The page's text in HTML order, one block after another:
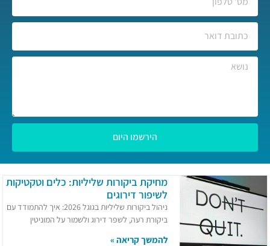
הירשמו היום
מחיקת ביקורות שליליות: כלים וטקטיקות
לשיפור דירוגים
ניהול ביקורות שליליות בגוגל 2026: איך להתמודד עם
ביקורת רעה, לשפר דירוג ולשמור על המוניטין
להמשך קריאה »